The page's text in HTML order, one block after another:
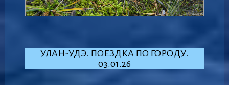
УЛАН-УДЭ. ПОЕЗДКА ПО ГОРОДУ.
03.01.26